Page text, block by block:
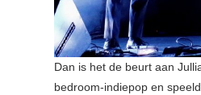
Dan is het de beurt aan
bedroom-indiepop en